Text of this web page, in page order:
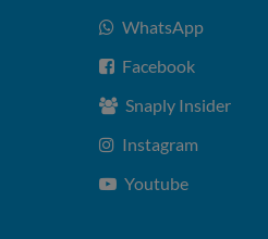
WhatsApp
Facebook
Snaply Insider
Instagram
Youtube